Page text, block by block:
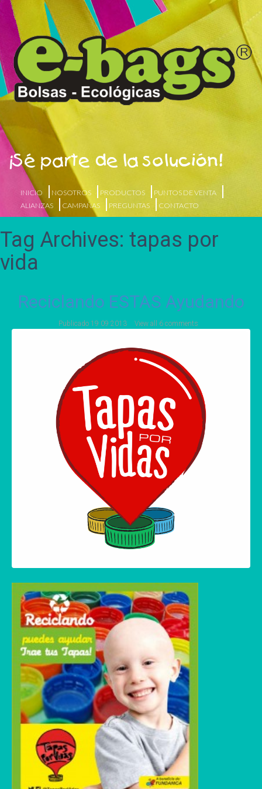
¡Sé parte de la solución!
INICIO NOSOTROS PRODUCTOS
PUNTOS DE VENTA
ALIANZAS
CAMPAÑAS PREGUNTAS CONTACTO
Tag Archives: tapas por
vida
Reciclando ESTAS Ayudando
Publicado 19 09 2013 View all 6 comments